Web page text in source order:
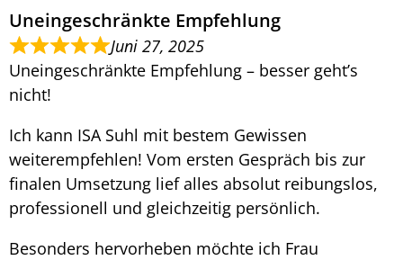
Uneingeschränkte Empfehlung
Juni 27, 2025
Uneingeschränkte Empfehlung – besser geht’s
nicht!
Ich kann ISA Suhl mit bestem Gewissen
weiterempfehlen! Vom ersten Gespräch bis zur
finalen Umsetzung lief alles absolut reibungslos,
professionell und gleichzeitig persönlich.
Besonders hervorheben möchte ich Frau